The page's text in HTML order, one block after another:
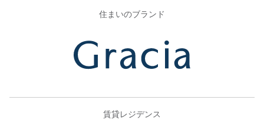
住まいのブランド
賃貸レジデンス